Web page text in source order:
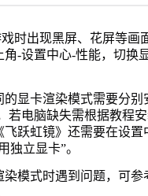
时出现黑屏、花屏等画
角-设置中心-性能，切换
的显卡渲染模式需要分别
若电脑缺失需根据教程安
飞跃虹镜》还需要在设置
独立显卡”。
染模式时遇到问题，可参